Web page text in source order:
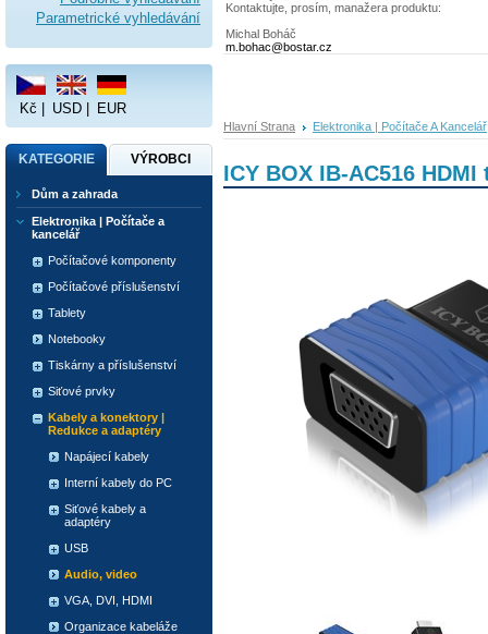
Kontaktujte, prosím, manažera produktu:
Michal Boháč
m.bohac@bostar.cz
Hlavní Strana Elektronika | Počítače A Kancelář
ICY BOX IB-AC516
Parametrické vyhledávání
Kč USD EUR
KATEGORIE VÝROBCI
Dům a zahrada
Elektronika | Počítače a
kancelář
Počítačové komponenty
Počítačové příslušenství
Tablety
Notebooky
Tiskárny a příslušenství
Siťové prvky
Kabely a konektory |
Redukce a adaptéry
Napájecí kabely
Interní kabely do PC
Siťové kabely a
adaptéry
USB
Audio, video
VGA, DVI, HDMI
Organizace kabeláže